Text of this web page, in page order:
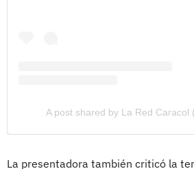
A post shared by La Red Caracol
La presentadora también criticó la